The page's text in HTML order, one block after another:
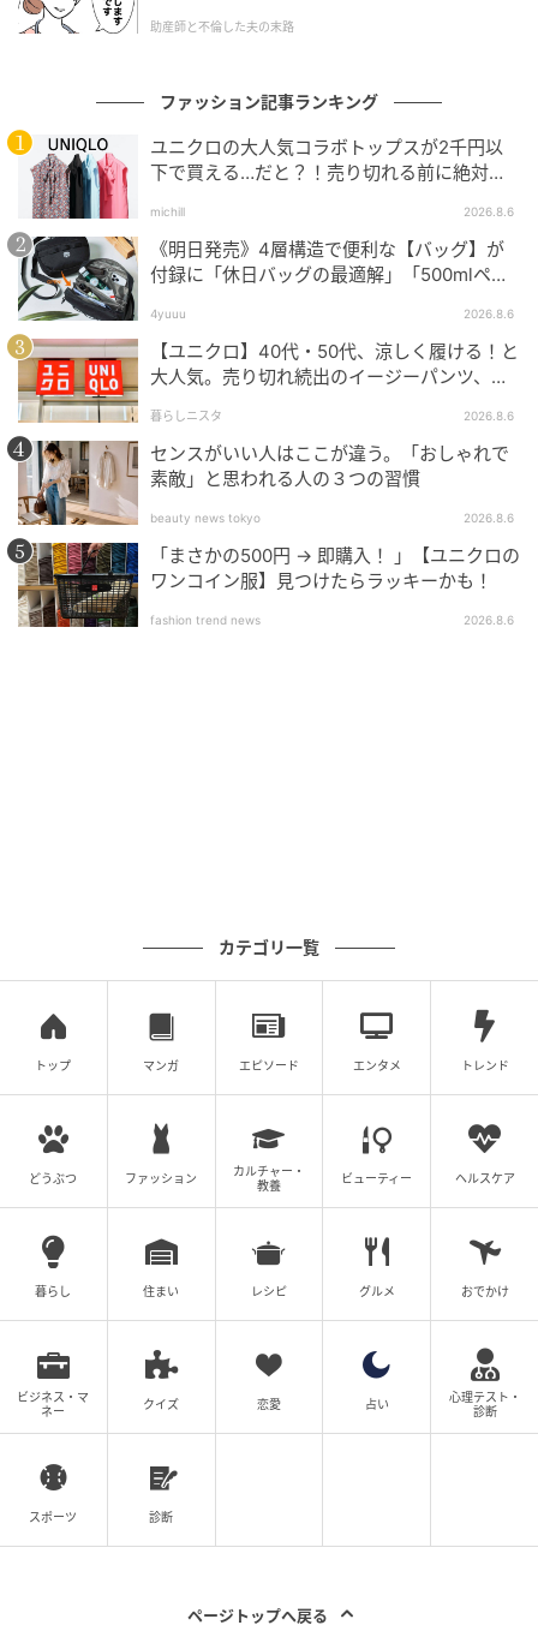
助産師と不倫した夫の末路
ファッション記事ランキング
ユニクロの大人気コラボトップスが2千円以
下で買える…だと？！売り切れる前に絶対買
michill 2026.8.6
《明日発売》4層構造で便利な【バッグ】が
付録に「休日バッグの最適解」「500mlペッ
4yuuu 2026.8.6
【ユニクロ】40代・50代、涼しく履ける！と
大人気。売り切れ続出のイージーパンツ、買
暮らしニスタ 2026.8.6
センスがいい人はここが違う。「おしゃれで
素敵」と思われる人の３つの習慣
beauty news tokyo 2026.8.6
「まさかの500円 → 即購入！ 」【ユニクロの
ワンコイン服】見つけたらラッキーかも！
fashion trend news 2026.8.6
カテゴリ一覧
トップ マンガ エピソード エンタメ トレンド
どうぶつ ファッション
カルチャー・
教養
ビューティー ヘルスケア
暮らし 住まい レシピ グルメ おでかけ
ビジネス・マ
ネー
クイズ 恋愛 占い
心理テスト・
診断
スポーツ 診断
ページトップへ戻る